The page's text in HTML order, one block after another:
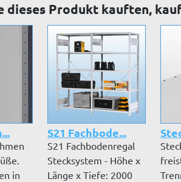
dieses Produkt kauften,
in
S21 Fachbode...
S21 Fachbodenregal
Stecksystem - Höhe x
Länge x Tiefe: 2000